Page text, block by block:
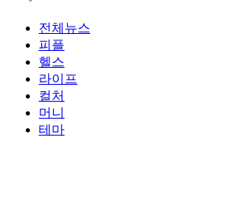
전체뉴스
피플
헬스
라이프
컬처
머니
테마